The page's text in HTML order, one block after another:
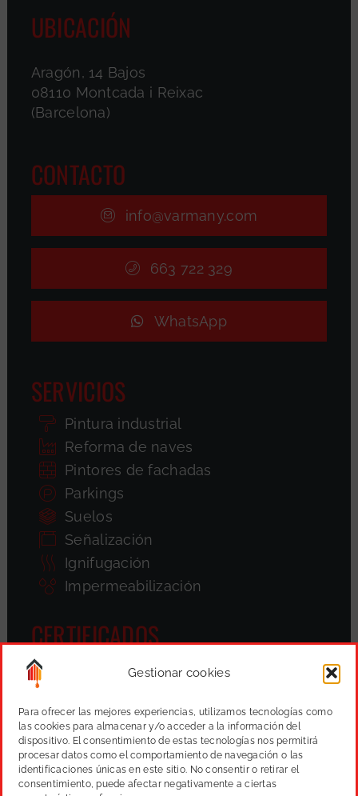
Gestionar cookies
Para ofrecer las mejores experiencias, utilizamos tecnologías como
las cookies para almacenar y/o acceder a la información del
dispositivo. El consentimiento de estas tecnologías nos permitirá
procesar datos como el comportamiento de navegación o las
identificaciones únicas en este sitio. No consentir o retirar el
consentimiento, puede afectar negativamente a ciertas
UBICACIÓN
Aragón, 14 Bajos
08110 Montcada i Reixac
(Barcelona)
CONTACTO
info@varmany.com
663 722 329
WhatsApp
SERVICIOS
Pintura industrial
Reforma de naves
Pintores de fachadas
Parkings
Suelos
Señalización
Ignifugación
Impermeabilización
CERTIFICADOS